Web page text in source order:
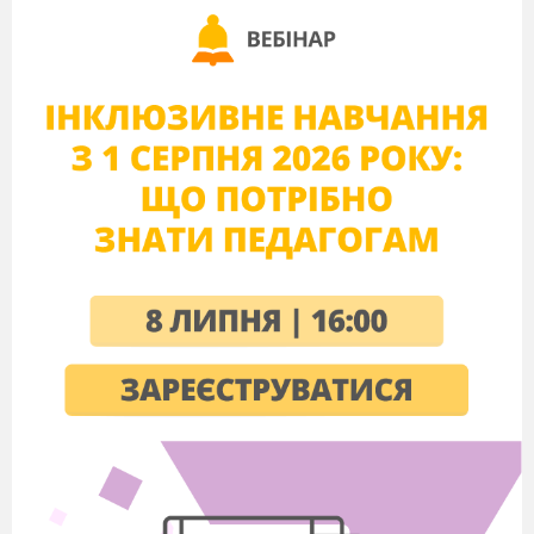
Бельгії, Франції, Німеччини та інших країн.
Значних втрат гітлерівцям нанесли підпільні
групи й організації вмістах та інших населених пунктах.
понад 220 тисяч чоловік, збирали і передавали
розвідувальну інформацію, брали участь в диверсіях,
виводили з ладу обладнання, інформували населення
про дії радянських військ.
зриві економічних,політичних та військових планів і
заходів фашистських загарбників. Опірздійснювався на
За масштабами, політичними і військовими
результатами всенароднаборотьба в тилу ворога стала
важливим військово-політичним фактором врозгромі
фашизму. Відважна і самовіддана діяльність партизанів
підпільників отримала всенародне визнання. Близько
200 тисяч учасників
бойових дій нагороджені орденами